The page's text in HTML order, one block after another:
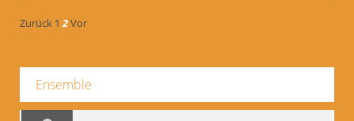
Zurück 1 2Vor
Ensemble